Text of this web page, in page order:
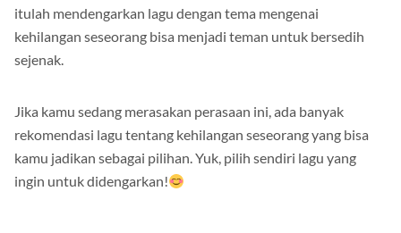
itulah mendengarkan lagu dengan tema mengenai
kehilangan seseorang bisa menjadi teman untuk bersedih
sejenak.
Jika kamu sedang merasakan perasaan ini, ada banyak
rekomendasi lagu tentang kehilangan seseorang yang bisa
kamu jadikan sebagai pilihan. Yuk, pilih sendiri lagu yang
ingin untuk didengarkan!